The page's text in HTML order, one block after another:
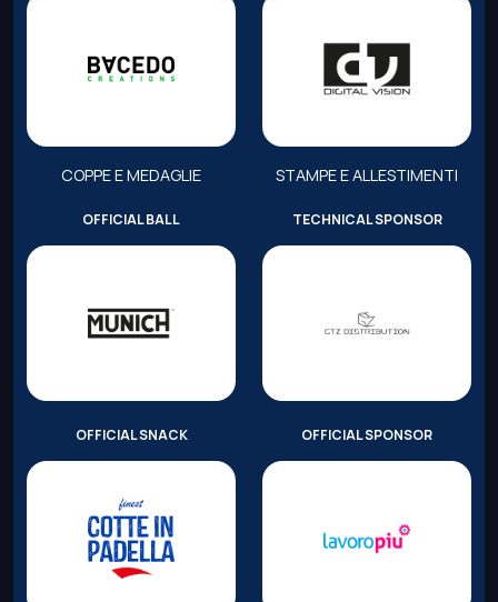
COPPE E MEDAGLIE STAMPE E ALLESTIMENTI
OFFICIAL BALL TECHNICAL SPONSOR
OFFICIAL SNACK OFFICIAL SPONSOR